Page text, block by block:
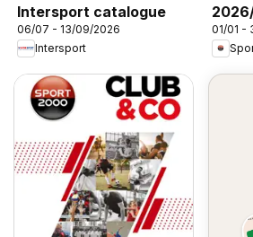
Intersport catalogue
06/07 - 13/09/2026
Intersport
01/01 -